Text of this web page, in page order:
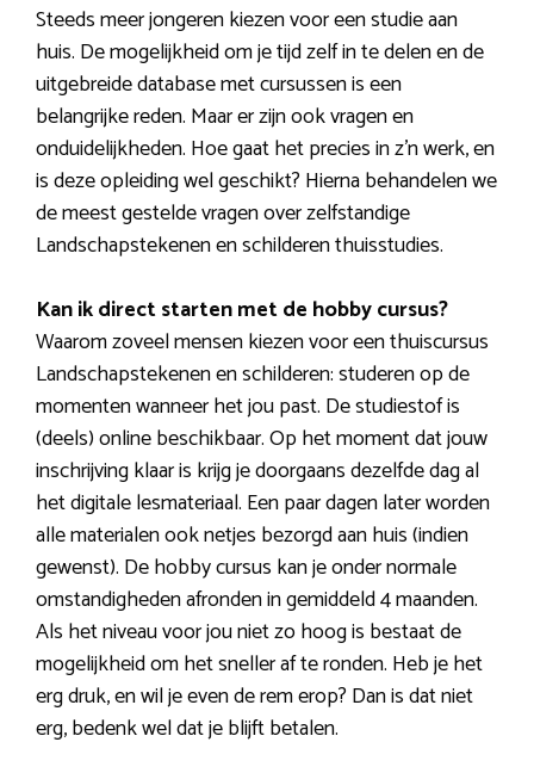
Steeds meer jongeren kiezen voor een studie aan
huis. De mogelijkheid om je tijd zelf in te delen en de
uitgebreide database met cursussen is een
belangrijke reden. Maar er zijn ook vragen en
onduidelijkheden. Hoe gaat het precies in z’n werk, en
is deze opleiding wel geschikt? Hierna behandelen we
de meest gestelde vragen over zelfstandige
Landschapstekenen en schilderen thuisstudies.
Kan ik direct starten met de hobby cursus?
Waarom zoveel mensen kiezen voor een thuiscursus
Landschapstekenen en schilderen: studeren op de
momenten wanneer het jou past. De studiestof is
(deels) online beschikbaar. Op het moment dat jouw
inschrijving klaar is krijg je doorgaans dezelfde dag al
het digitale lesmateriaal. Een paar dagen later worden
alle materialen ook netjes bezorgd aan huis (indien
gewenst). De hobby cursus kan je onder normale
omstandigheden afronden in gemiddeld 4 maanden.
Als het niveau voor jou niet zo hoog is bestaat de
mogelijkheid om het sneller af te ronden. Heb je het
erg druk, en wil je even de rem erop? Dan is dat niet
erg, bedenk wel dat je blijft betalen.